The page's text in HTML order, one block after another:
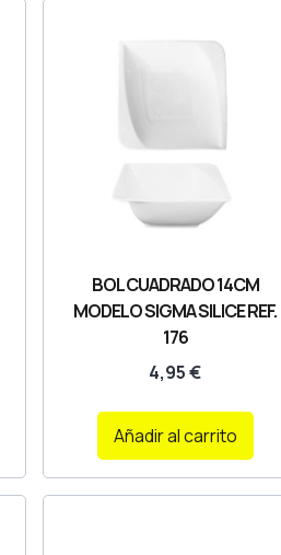
BOL CUADRADO 14CM
MODELO SIGMA SILICE REF.
176
4,95€
Añadir al carrito